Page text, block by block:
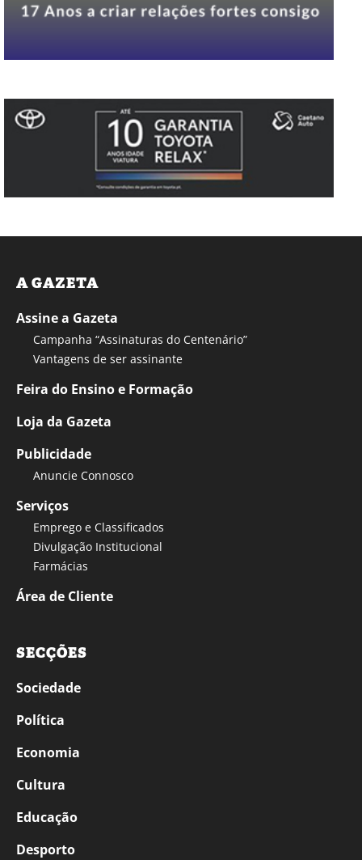
A GAZETA
Assine a Gazeta
Campanha “Assinaturas do Centenário”
Vantagens de ser assinante
Feira do Ensino e Formação
Loja da Gazeta
Publicidade
Anuncie Connosco
Serviços
Emprego e Classificados
Divulgação Institucional
Farmácias
Área de Cliente
SECÇÕES
Sociedade
Política
Economia
Cultura
Educação
Desporto